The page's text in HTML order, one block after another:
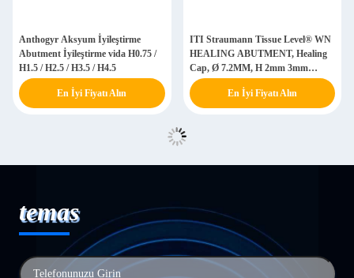
Anthogyr Aksyum İyileştirme
Abutment İyileştirme vida H0.75 /
H1.5 / H2.5 / H3.5 / H4.5
En İyi Fiyatı Alın
ITI Straumann Tissue Level® WN
HEALING ABUTMENT, Healing
Cap, Ø 7.2MM, H 2mm 3mm
4.5MM, Titanyum GR5 ELI
En İyi Fiyatı Alın
temas